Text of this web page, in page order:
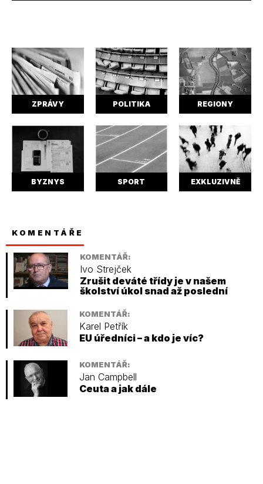
ZPRÁVY POLITIKA REGIONY
BYZNYS SPORT EXKLUZIVNĚ
KOMENTÁŘE
KOMENTÁŘ:
Ivo Strejček
Zrušit deváté třídy je v našem
školství úkol snad až poslední
KOMENTÁŘ:
Karel Petřík
EU úředníci – a kdo je víc?
KOMENTÁŘ:
Jan Campbell
Ceuta a jak dále